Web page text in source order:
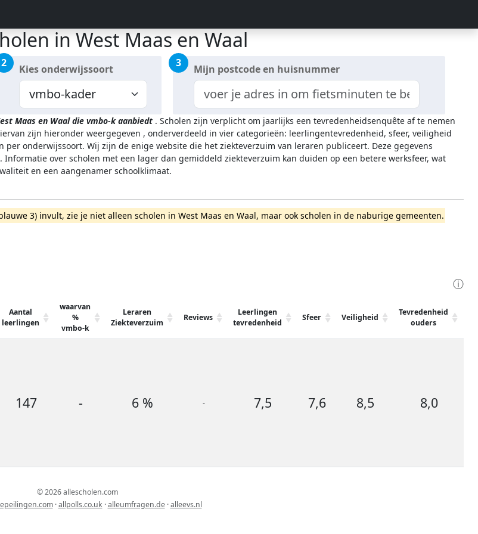
in West Maas en Waal
2 Kies onderwijssoort 3 Mijn postcode en huisnummer
Maas en Waal die vmbo-k aanbiedt . Scholen zijn verplicht om jaarlijks een tevredenheidsenquête af te nemen
zijn hieronder weergegeven , onderverdeeld in vier categorieën: leerlingentevredenheid, sfeer, veiligheid
per onderwijssoort. Wij zijn de enige website die het ziekteverzuim van leraren publiceert. Deze gegevens
Informatie over scholen met een lager dan gemiddeld ziekteverzuim kan duiden op een betere werksfeer, wat
en een aangenamer schoolklimaat.
3) invult, zie je niet alleen scholen in West Maas en Waal, maar ook scholen in de naburige gemeenten.
ⓘ
Aantal
leerlingen
waarvan
%
vmbo-k
Leraren
Ziekteverzuim
Reviews
Leerlingen
tevredenheid
Sfeer Veiligheid
Tevredenheid
ouders
147 - 6 % - 7,5 7,6 8,5 8,0
© 2026 allescholen.com
·allpolls.co.uk ·alleumfragen.de·alleevs.nl